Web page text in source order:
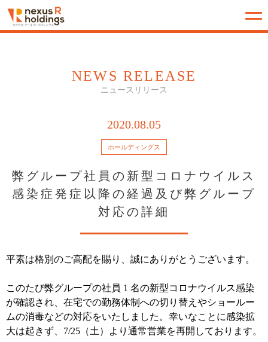
NEWS RELEASE
ニュースリリース
2020.08.05
ホールディングス
弊グループ社員の新型コロナウイルス
感染症発症以降の経過及び弊グループ
対応の詳細
平素は格別のご高配を賜り、誠にありがとうございます。
このたび弊グループの社員 1 名の新型コロナウイルス感染
が確認され、在宅での勤務体制への切り替えやショールー
ムの消毒などの対応をいたしました。幸いなことに感染拡
大は起きず、7/25（土）より通常営業を再開しております。